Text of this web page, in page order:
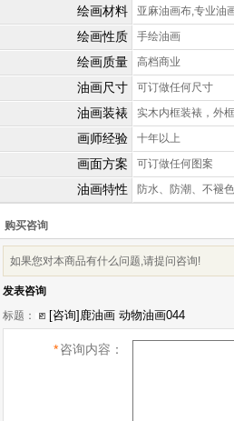
绘画材料 亚麻油画布,专业油
绘画性质 手绘油画
绘画质量 高档商业
油画尺寸 可订做任何尺寸
油画装裱 实木内框装裱，外
画师经验 十年以上
画面方案 可订做任何图案
油画特性 防水、防潮、不褪色
购买咨询
如果您对本商品有什么问题,请提问咨询!
发表咨询
标题：
*咨询内容：